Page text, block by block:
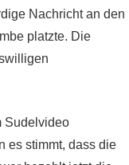
Nachricht an den
platzte. Die
Sudelvideo
es stimmt, dass die